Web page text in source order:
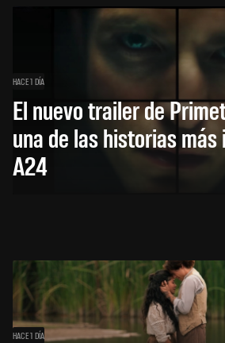
HACE 1 DÍA
El nuevo trailer de
una de las historias
A24
HACE 1 DÍA